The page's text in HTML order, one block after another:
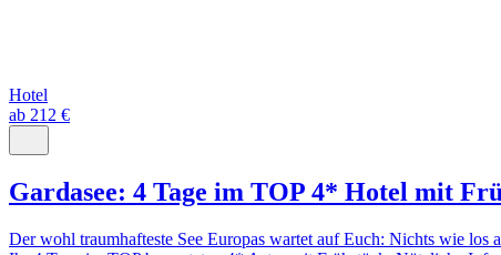
Hotel
ab 212 €
Gardasee: 4 Tage im TOP 4* Hotel mit
Der wohl traumhafteste See Europas wartet auf Euch: Nichts wie